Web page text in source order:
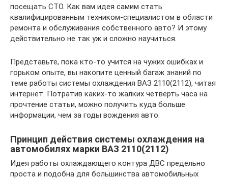
посещать СТО. Как вам идея самим стать
квалифицированным техником-специалистом в области
ремонта и обслуживания собственного авто? И этому
действительно не так уж и сложно научиться.
Представьте, пока кто-то учится на чужих ошибках и
горьком опыте, вы накопите ценный багаж знаний по
теме работы системы охлаждения ВАЗ 2110(2112), читая
интернет. Потратив каких-то жалких четверть часа на
прочтение статьи, можно получить куда больше
информации, чем за годы вождения авто.
Принцип действия системы охлаждения на
автомобилях марки ВАЗ 2110(2112)
Идея работы охлаждающего контура ДВС предельно
проста и подобна для большинства автомобильных